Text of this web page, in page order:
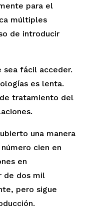
para el
múltiples
de introducir
sea fácil acceder.
es lenta.
tratamiento del
una manera
cien en
en
de dos mil
pero sigue